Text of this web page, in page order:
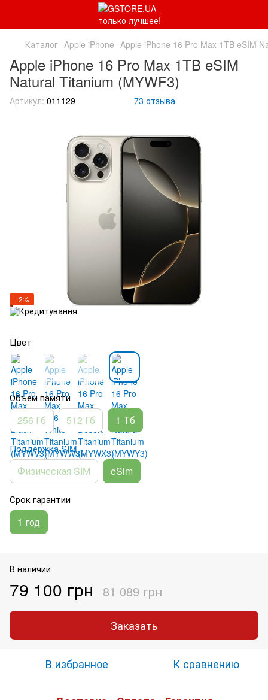
Каталог Apple iPhone Apple iPhone 16 Pro Max 1TB eSIM
Apple iPhone 16 Pro Max 1TB eSIM
Natural Titanium (MYWF3)
Артикул: 011129 73 отзыва
−2%
Цвет
Объем памяти
256 Гб 512 Гб 1 Тб
Поддержка SIM
Физическая SIM eSim
Срок гарантии
1 год
В наличии
79 100 грн 81 089 грн
Заказать
В избранное К сравнению